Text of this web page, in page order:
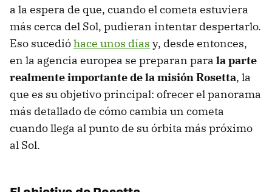
a la espera de que, cuando el cometa estuviera
más cerca del Sol, pudieran intentar despertarlo.
Eso sucedióhace unos días y, desde entonces,
en la agencia europea se preparan para la parte
realmente importante de la misión Rosetta, la
que es su objetivo principal: ofrecer el panorama
más detallado de cómo cambia un cometa
cuando llega al punto de su órbita más próximo
al Sol.